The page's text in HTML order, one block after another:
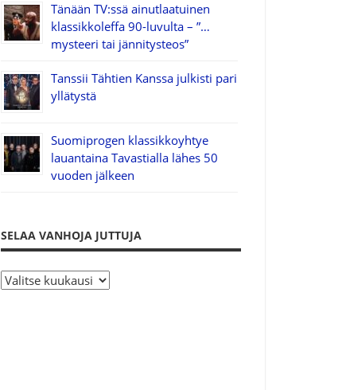
Tänään TV:ssä ainutlaatuinen
klassikkoleffa 90-luvulta – ”…
mysteeri tai jännitysteos”
Tanssii Tähtien Kanssa julkisti pari
yllätystä
Suomiprogen klassikkoyhtye
lauantaina Tavastialla lähes 50
vuoden jälkeen
SELAA VANHOJA JUTTUJA
S